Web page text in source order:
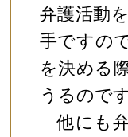
弁護活動
手ですの
を決める
うるのです
他にも